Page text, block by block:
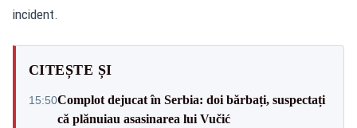
incident.
CITEȘTE ȘI
15:50Complot dejucat în Serbia: doi bărbați, suspectați
că plănuiau asasinarea lui Vučić